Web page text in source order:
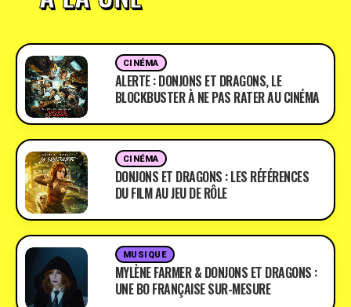
CINÉMA
ALERTE : DONJONS ET DRAGONS, LE
BLOCKBUSTER À NE PAS RATER AU CINÉMA
CINÉMA
DONJONS ET DRAGONS : LES RÉFÉRENCES
DU FILM AU JEU DE RÔLE
MUSIQUE
MYLÈNE FARMER & DONJONS ET DRAGONS :
UNE BO FRANÇAISE SUR-MESURE